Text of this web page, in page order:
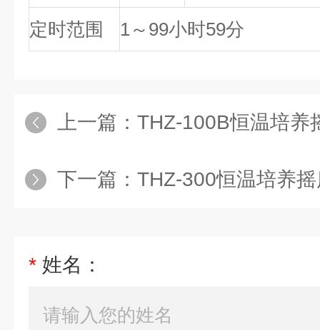
定时范围 1～99小时59分
上一篇： THZ-100B恒温培养
下一篇： THZ-300恒温培养
* 姓名：